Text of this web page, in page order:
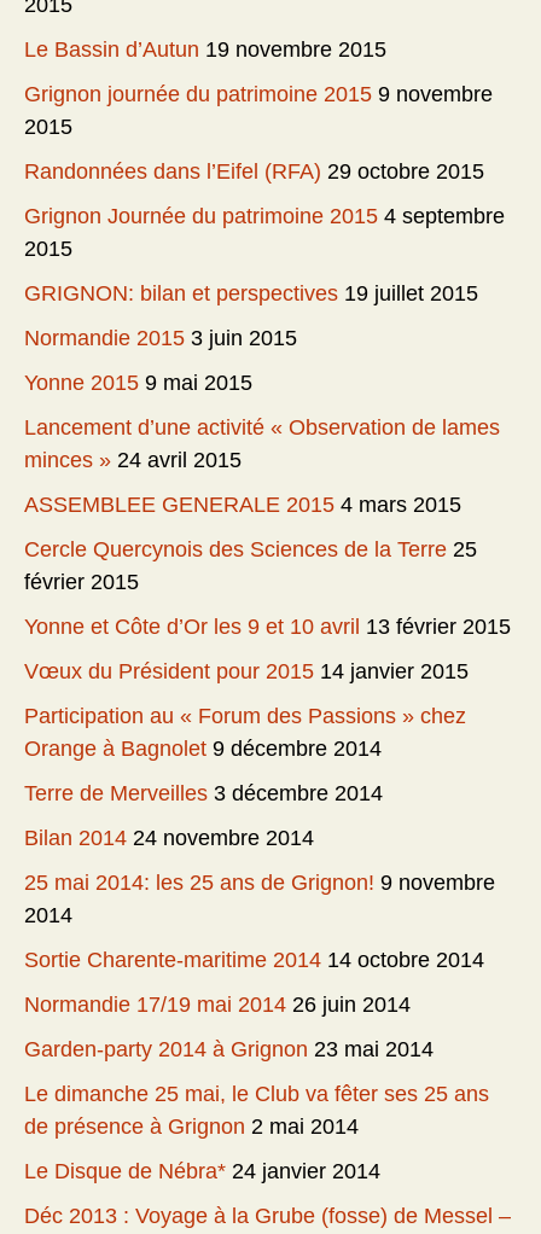
Le Bassin d’Autun 19 novembre 2015
Grignon journée du patrimoine 2015 9 novembre
2015
Randonnées dans l’Eifel (RFA) 29 octobre 2015
Grignon Journée du patrimoine 2015 4 septembre
2015
GRIGNON: bilan et perspectives 19 juillet 2015
Normandie 2015 3 juin 2015
Yonne 2015 9 mai 2015
Lancement d’une activité « Observation de lames
minces » 24 avril 2015
ASSEMBLEE GENERALE 2015 4 mars 2015
Cercle Quercynois des Sciences de la Terre 25
février 2015
Yonne et Côte d’Or les 9 et 10 avril 13 février 2015
Vœux du Président pour 2015 14 janvier 2015
Participation au « Forum des Passions » chez
Orange à Bagnolet 9 décembre 2014
Terre de Merveilles 3 décembre 2014
Bilan 2014 24 novembre 2014
25 mai 2014: les 25 ans de Grignon! 9 novembre
2014
Sortie Charente-maritime 2014 14 octobre 2014
Normandie 17/19 mai 2014 26 juin 2014
Garden-party 2014 à Grignon 23 mai 2014
Le dimanche 25 mai, le Club va fêter ses 25 ans
de présence à Grignon 2 mai 2014
Le Disque de Nébra* 24 janvier 2014
Déc 2013 : Voyage à la Grube (fosse) de Messel –